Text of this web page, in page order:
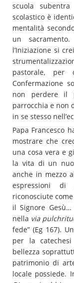
scuola
scolastico è
mentalità
un
l’Iniziazione si
pastorale,
Confermazione
non perdere il
parrocchia e non
in se stesso
Papa Francesco
mostrare che
una cosa vera e
la vita di un
anche in mezzo
espressioni di
riconosciute
il Signore
nella via
fede” (Eg 167).
per la
bellezza
patrimonio di
locale possiede.